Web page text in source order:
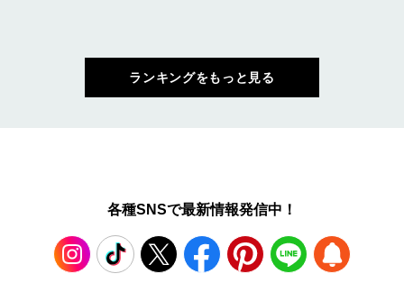
ランキングをもっと見る
各種SNSで最新情報発信中！